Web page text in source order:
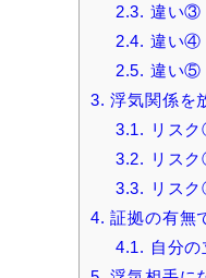
2.3. 違い③
2.4. 違い④
2.5. 違い⑤
3. 浮気関係を
3.1. リス
3.2. リス
3.3. リス
4. 証拠の有無
4.1. 自分